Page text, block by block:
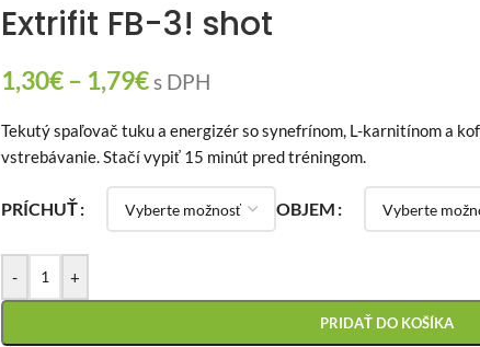
Extrifit FB-3! shot
1,30€– 1,79€s DPH
Tekutý spaľovač tuku a energizér so synefrínom, L-karnitínom a
vstrebávanie. Stačí vypiť 15 minút pred tréningom.
PRÍCHUŤ OBJEM
- +
PRIDAŤ DO KOŠÍKA